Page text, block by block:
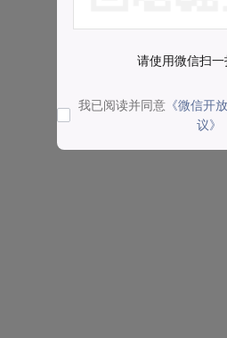
请使用微信扫
我已阅读并同意 《微信开
议》